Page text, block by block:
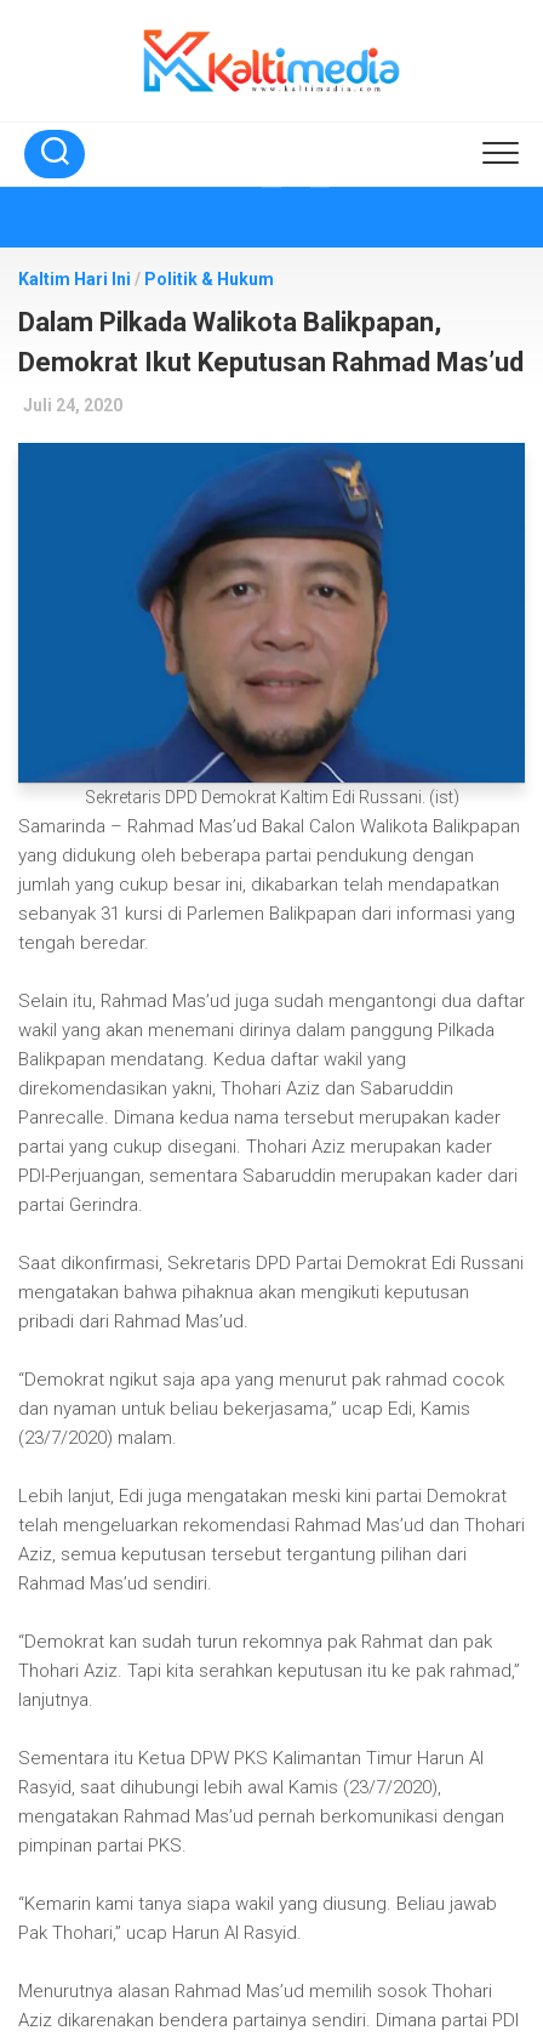
Kaltim Hari Ini / Politik & Hukum
Dalam Pilkada Walikota Balikpapan,
Demokrat Ikut Keputusan Rahmad Mas’ud
Juli 24, 2020
Sekretaris DPD Demokrat Kaltim Edi Russani. (ist)
Samarinda – Rahmad Mas’ud Bakal Calon Walikota Balikpapan
yang didukung oleh beberapa partai pendukung dengan
jumlah yang cukup besar ini, dikabarkan telah mendapatkan
sebanyak 31 kursi di Parlemen Balikpapan dari informasi yang
tengah beredar.
Selain itu, Rahmad Mas’ud juga sudah mengantongi dua daftar
wakil yang akan menemani dirinya dalam panggung Pilkada
Balikpapan mendatang. Kedua daftar wakil yang
direkomendasikan yakni, Thohari Aziz dan Sabaruddin
Panrecalle. Dimana kedua nama tersebut merupakan kader
partai yang cukup disegani. Thohari Aziz merupakan kader
PDI-Perjuangan, sementara Sabaruddin merupakan kader dari
partai Gerindra.
Saat dikonfirmasi, Sekretaris DPD Partai Demokrat Edi Russani
mengatakan bahwa pihaknua akan mengikuti keputusan
pribadi dari Rahmad Mas’ud.
“Demokrat ngikut saja apa yang menurut pak rahmad cocok
dan nyaman untuk beliau bekerjasama,” ucap Edi, Kamis
(23/7/2020) malam.
Lebih lanjut, Edi juga mengatakan meski kini partai Demokrat
telah mengeluarkan rekomendasi Rahmad Mas’ud dan Thohari
Aziz, semua keputusan tersebut tergantung pilihan dari
Rahmad Mas’ud sendiri.
“Demokrat kan sudah turun rekomnya pak Rahmat dan pak
Thohari Aziz. Tapi kita serahkan keputusan itu ke pak rahmad,”
lanjutnya.
Sementara itu Ketua DPW PKS Kalimantan Timur Harun Al
Rasyid, saat dihubungi lebih awal Kamis (23/7/2020),
mengatakan Rahmad Mas’ud pernah berkomunikasi dengan
pimpinan partai PKS.
“Kemarin kami tanya siapa wakil yang diusung. Beliau jawab
Pak Thohari,” ucap Harun Al Rasyid.
Menurutnya alasan Rahmad Mas’ud memilih sosok Thohari
Aziz dikarenakan bendera partainya sendiri. Dimana partai PDI